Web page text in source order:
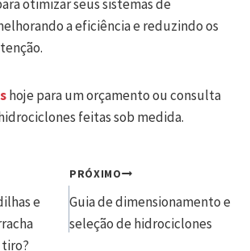
otimizar seus sistemas de
a eficiência e reduzindo os
hoje para um orçamento ou consulta
feitas sob medida.
e
tiro?
PRÓXIMO
Guia de dimensionamento e
seleção de hidrociclones